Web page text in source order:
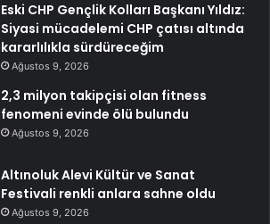
Eski CHP Gençlik Kolları Başkanı Yıldız:
Siyasi mücadelemi CHP çatısı altında
kararlılıkla sürdüreceğim
Ağustos 9, 2026
2,3 milyon takipçisi olan fitness
fenomeni evinde ölü bulundu
Ağustos 9, 2026
Altınoluk Alevi Kültür ve Sanat
Festivali renkli anlara sahne oldu
Ağustos 9, 2026